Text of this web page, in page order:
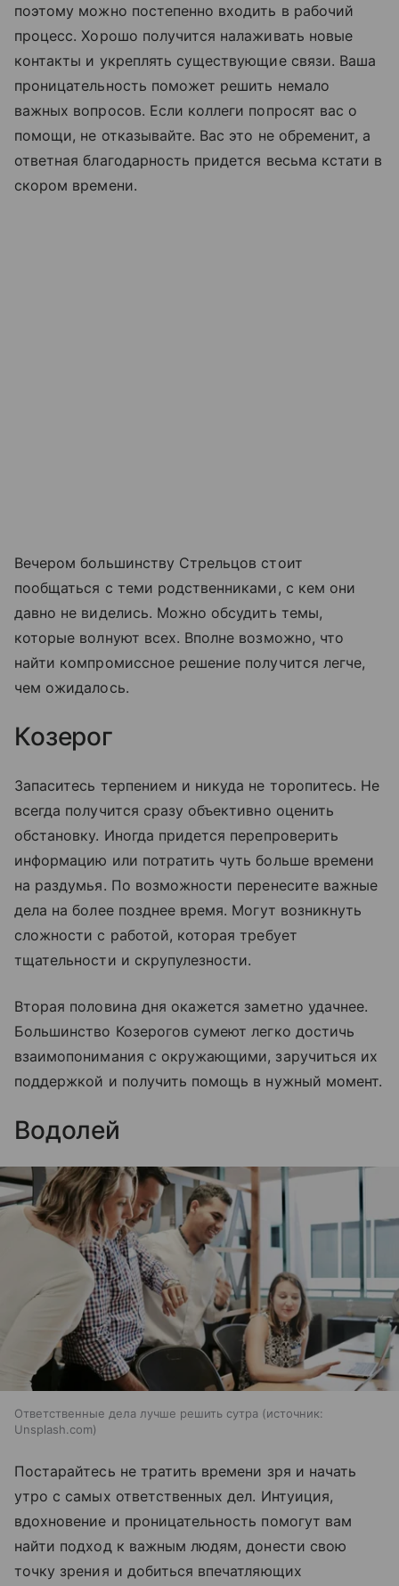
поэтому можно постепенно входить в рабочий
процесс. Хорошо получится налаживать новые
контакты и укреплять существующие связи. Ваша
проницательность поможет решить немало
важных вопросов. Если коллеги попросят вас о
помощи, не отказывайте. Вас это не обременит, а
ответная благодарность придется весьма кстати в
скором времени.
Вечером большинству Стрельцов стоит
пообщаться с теми родственниками, с кем они
давно не виделись. Можно обсудить темы,
которые волнуют всех. Вполне возможно, что
найти компромиссное решение получится легче,
чем ожидалось.
Козерог
Запаситесь терпением и никуда не торопитесь. Не
всегда получится сразу объективно оценить
обстановку. Иногда придется перепроверить
информацию или потратить чуть больше времени
на раздумья. По возможности перенесите важные
дела на более позднее время. Могут возникнуть
сложности с работой, которая требует
тщательности и скрупулезности.
Вторая половина дня окажется заметно удачнее.
Большинство Козерогов сумеют легко достичь
взаимопонимания с окружающими, заручиться их
поддержкой и получить помощь в нужный момент.
Водолей
Ответственные дела лучше решить сутра
источник:
Unsplash.com
Постарайтесь не тратить времени зря и начать
утро с самых ответственных дел. Интуиция,
вдохновение и проницательность помогут вам
найти подход к важным людям, донести свою
точку зрения и добиться впечатляющих